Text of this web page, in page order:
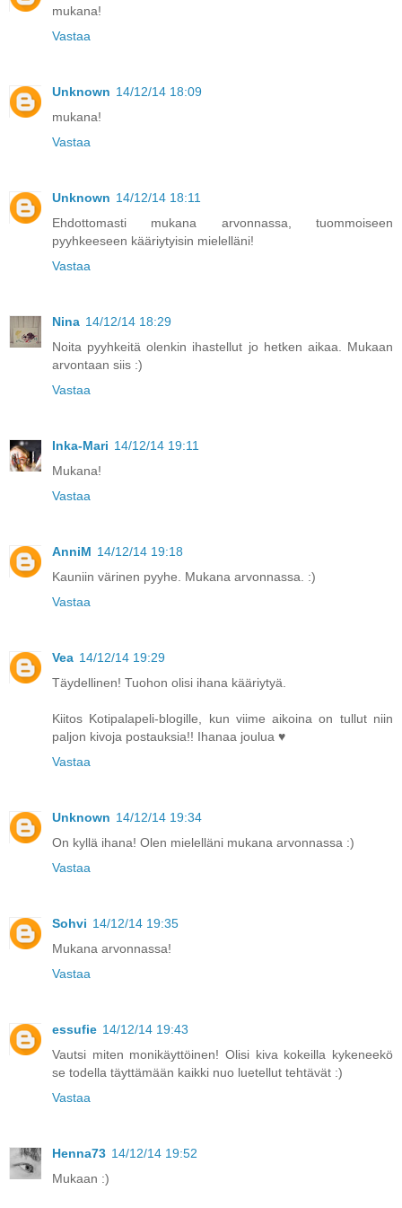
mukana!
Vastaa
Unknown 14/12/14 18:09
mukana!
Vastaa
Unknown 14/12/14 18:11
Ehdottomasti mukana arvonnassa, tuommoiseen
pyyhkeeseen kääriytyisin mielelläni!
Vastaa
Nina 14/12/14 18:29
Noita pyyhkeitä olenkin ihastellut jo hetken aikaa. Mukaan
arvontaan siis :)
Vastaa
Inka-Mari 14/12/14 19:11
Mukana!
Vastaa
AnniM 14/12/14 19:18
Kauniin värinen pyyhe. Mukana arvonnassa. :)
Vastaa
Vea 14/12/14 19:29
Täydellinen! Tuohon olisi ihana kääriytyä.
Kiitos Kotipalapeli-blogille, kun viime aikoina on tullut niin
paljon kivoja postauksia!! Ihanaa joulua ♥
Vastaa
Unknown 14/12/14 19:34
On kyllä ihana! Olen mielelläni mukana arvonnassa :)
Vastaa
Sohvi 14/12/14 19:35
Mukana arvonnassa!
Vastaa
essufie 14/12/14 19:43
Vautsi miten monikäyttöinen! Olisi kiva kokeilla kykeneekö
se todella täyttämään kaikki nuo luetellut tehtävät :)
Vastaa
Henna73 14/12/14 19:52
Mukaan :)